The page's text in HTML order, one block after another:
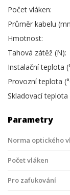
Počet vláken:
Průměr kabelu
Hmotnost:
Tahová zátěž (N):
Instalační teplota
Provozní teplota
Skladovací teplota
Parametry
Norma optického
Počet vláken
Pro zafukování